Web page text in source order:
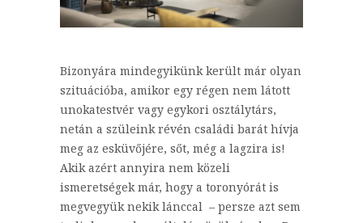
Bizonyára mindegyikünk került már olyan
szituációba, amikor egy régen nem látott
unokatestvér vagy egykori osztálytárs,
netán a szüleink révén családi barát hívja
meg az esküvőjére, sőt, még a lagzira is!
Akik azért annyira nem közeli
ismeretségek már, hogy a toronyórát is
megvegyük nekik lánccal – persze azt sem